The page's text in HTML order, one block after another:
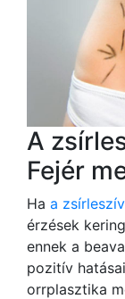
A
Fejér
Ha a
érzések
ennek a
pozitív
orrplasztika